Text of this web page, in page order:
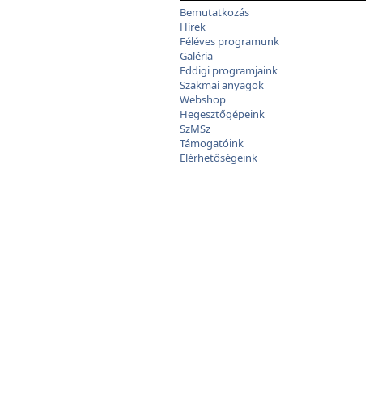
Bemutatkozás
Hírek
Féléves programunk
Galéria
Eddigi programjaink
Szakmai anyagok
Webshop
Hegesztőgépeink
SzMSz
Támogatóink
Elérhetőségeink